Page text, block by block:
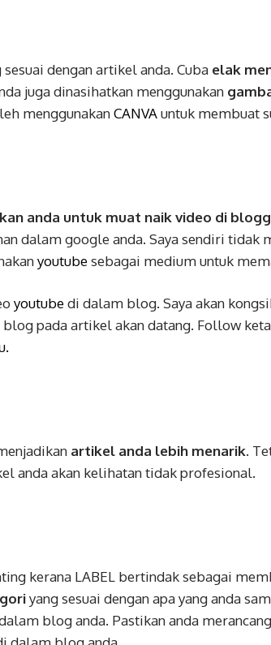
dengan artikel anda. Cuba elak
juga dinasihatkan menggunakan
menggunakanCANVAuntuk membuat
anda untuk muat naik video di
dalam google anda. Saya sendiri tidak
youtubesebagai medium untuk
youtubedi dalam blog. Saya akan
pada artikel akan datang. Follow
artikel anda lebih menarik.
anda akan kelihatan tidak profesional.
kerana LABEL bertindak sebagai
yang sesuai dengan apa yang anda
blog anda. Pastikan anda